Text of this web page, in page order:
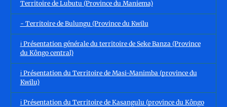
Territoire de Lubutu (Province du Maniema)
- Territoire de Bulungu (Province du Kwilu
ℹ️ Présentation générale du territoire de Seke Banza (Province
du Kôngo central)
ℹ️ Présentation du Territoire de Masi-Manimba (province du
Kwilu)
ℹ️ Présentation du Territoire de Kasangulu (province du Kôngo